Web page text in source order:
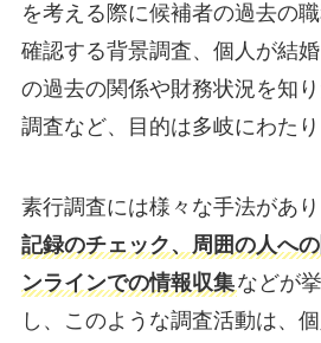
を考える際に候補者の過去の
確認する背景調査、個人が結
の過去の関係や財務状況を知
調査など、目的は多岐にわたり
素行調査には様々な手法があ
記録のチェック、周囲の人へ
ンラインでの情報収集などが
し、このような調査活動は、